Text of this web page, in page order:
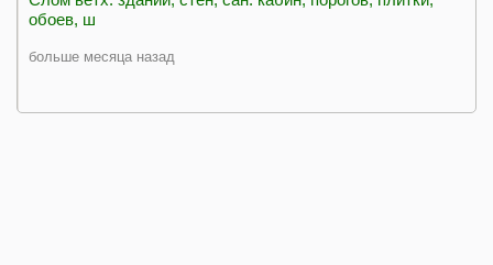
обоев, ш
больше месяца назад